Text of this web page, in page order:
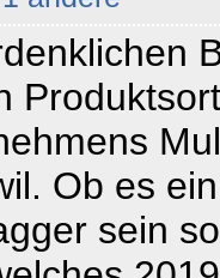
Ob es
sein